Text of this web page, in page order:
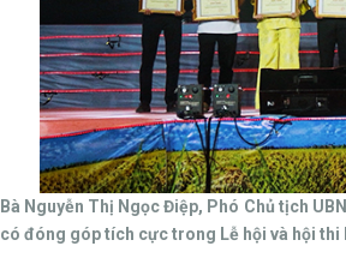
Bà Nguyễn Thị Ngọc Điệp, Phó Chủ tịch
có đóng góp tích cực trong Lễ hội và hội thi